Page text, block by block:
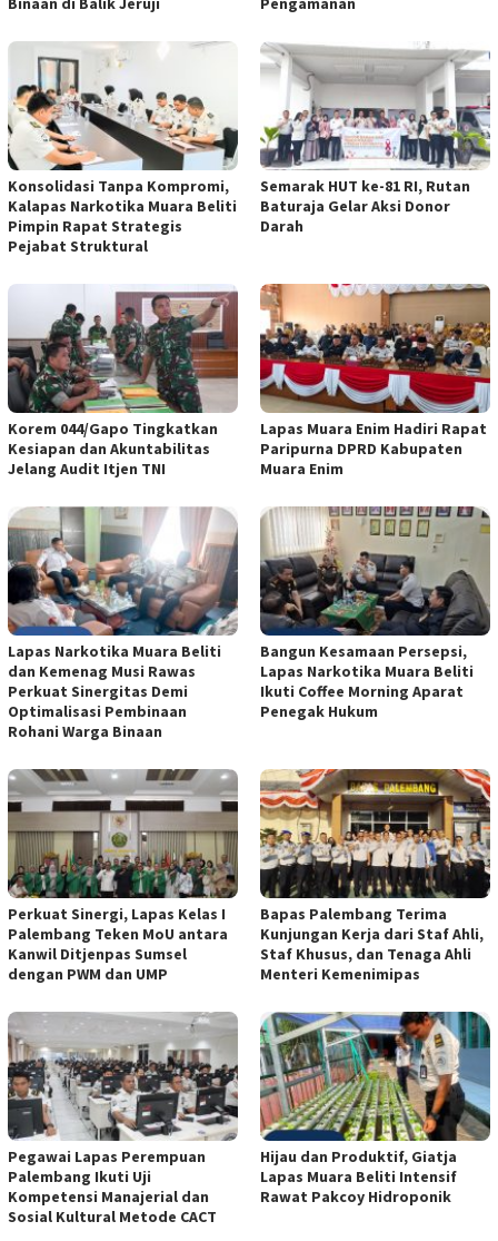
Konsolidasi Tanpa Kompromi,
Kalapas Narkotika Muara Beliti
Pimpin Rapat Strategis
Pejabat Struktural
Semarak HUT ke-81 RI, Rutan
Baturaja Gelar Aksi Donor
Darah
Korem 044/Gapo Tingkatkan
Kesiapan dan Akuntabilitas
Jelang Audit Itjen TNI
Lapas Muara Enim Hadiri Rapat
Paripurna DPRD Kabupaten
Muara Enim
Lapas Narkotika Muara Beliti
dan Kemenag Musi Rawas
Perkuat Sinergitas Demi
Optimalisasi Pembinaan
Rohani Warga Binaan
Bangun Kesamaan Persepsi,
Lapas Narkotika Muara Beliti
Ikuti Coffee Morning Aparat
Penegak Hukum
Perkuat Sinergi, Lapas Kelas I
Palembang Teken MoU antara
Kanwil Ditjenpas Sumsel
dengan PWM dan UMP
Bapas Palembang Terima
Kunjungan Kerja dari Staf Ahli,
Staf Khusus, dan Tenaga Ahli
Menteri Kemenimipas
Pegawai Lapas Perempuan
Palembang Ikuti Uji
Kompetensi Manajerial dan
Sosial Kultural Metode CACT
Hijau dan Produktif, Giatja
Lapas Muara Beliti Intensif
Rawat Pakcoy Hidroponik